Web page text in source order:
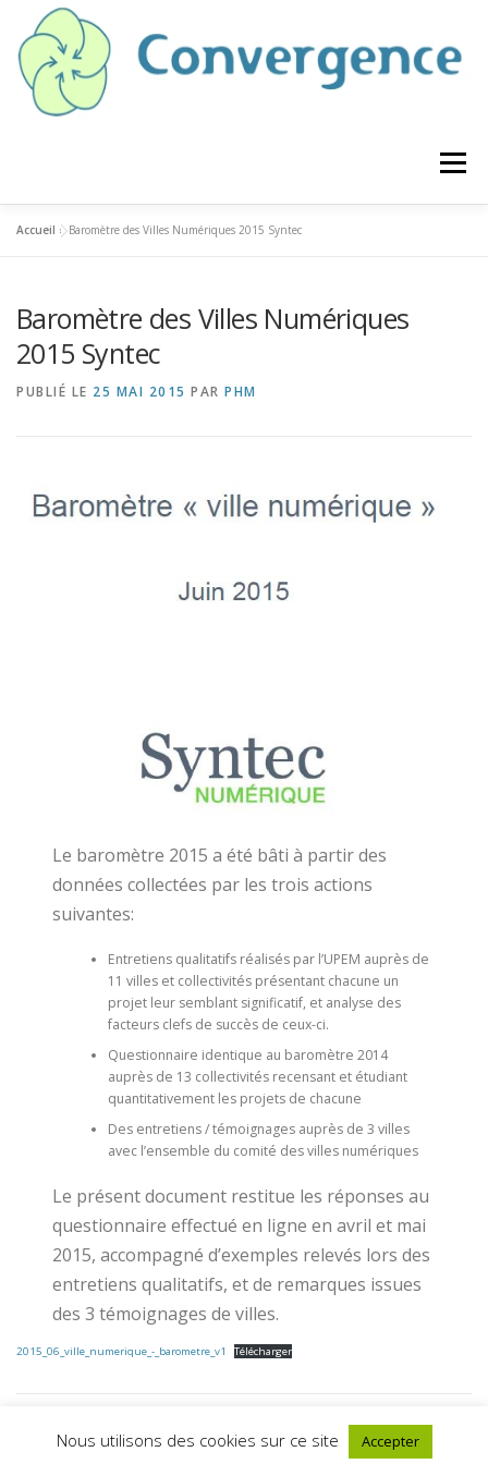
contenu
Menu
ACCOMPAGNEMENT DU DIRIGEANT
DIRECTION PROJET / AMOA
Accueil »Baromètre des Villes Numériques 2015 Syntec
Baromètre des Villes Numériques
2015 Syntec
PUBLIÉ LE 25 MAI 2015 PAR PHM
Le baromètre 2015 a été bâti à partir des
données collectées par les trois actions
suivantes:
Entretiens qualitatifs réalisés par l’UPEM auprès de
11 villes et collectivités présentant chacune un
projet leur semblant significatif, et analyse des
facteurs clefs de succès de ceux-ci.
Questionnaire identique au baromètre 2014
auprès de 13 collectivités recensant et étudiant
quantitativement les projets de chacune
Des entretiens / témoignages auprès de 3 villes
avec l’ensemble du comité des villes numériques
Le présent document restitue les réponses au
questionnaire effectué en ligne en avril et mai
2015, accompagné d’exemples relevés lors des
entretiens qualitatifs, et de remarques issues
des 3 témoignages de villes.
2015_06_ville_numerique_-_barometre_v1 Télécharger
PUBLIÉ DANSDOSSIERS
Nous utilisons des cookies sur ce site Accepter